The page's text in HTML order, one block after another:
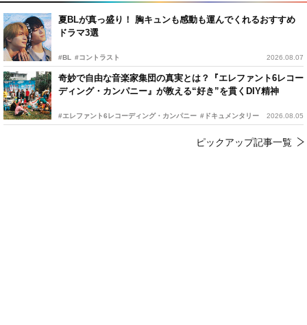
夏BLが真っ盛り！ 胸キュンも感動も運んでくれるおすすめ
ドラマ3選
#BL #コントラスト 2026.08.07
奇妙で自由な音楽家集団の真実とは？『エレファント6レコー
ディング・カンパニー』が教える“好き”を貫くDIY精神
#エレファント6レコーディング・カンパニー #ドキュメンタリー 2026.08.05
ピックアップ記事一覧